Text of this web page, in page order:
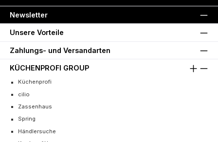
Newsletter
Unsere Vorteile
Zahlungs- und Versandarten
KÜCHENPROFI GROUP
Küchenprofi
cilio
Zassenhaus
Spring
Händlersuche